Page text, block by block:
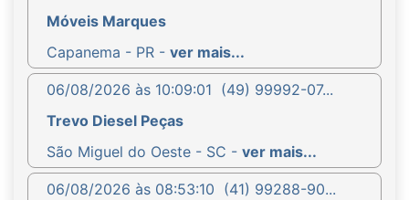
Móveis Marques
Capanema - PR - ver mais...
06/08/2026 às 10:09:01 (49) 99992-07...
Trevo Diesel Peças
São Miguel do Oeste - SC - ver mais...
06/08/2026 às 08:53:10 (41) 99288-90...